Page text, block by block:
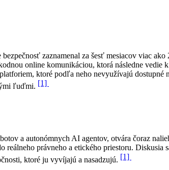
zaznamenal za šesť mesiacov viac
online komunikáciou, ktorá následne vedie
ktoré podľa neho nevyužívajú dostupné
ľuďmi. [1]
a autonómnych AI agentov, otvára čoraz
právneho a etického priestoru. Diskusia
ktoré ju vyvíjajú a nasadzujú. [1]